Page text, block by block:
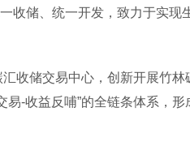
收储、统一开发，致力于实现
收储交易中心，创新开展竹林
-收益反哺”的全链条体系，